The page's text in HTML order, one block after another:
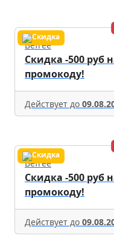
Befree
Скидка -500 руб
промокоду!
Действует до
Befree
Скидка -500 руб
промокоду!
Действует до